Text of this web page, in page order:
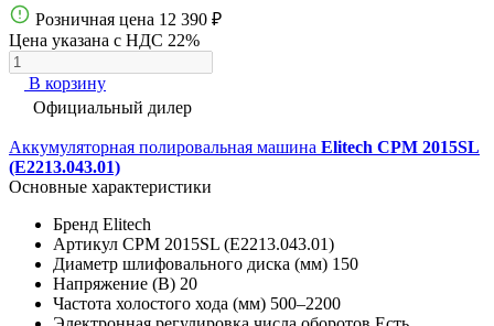
Розничная цена 12 390 ₽
Цена указана с НДС 22%
В корзину
Официальный дилер
Аккумуляторная полировальная машина Elitech CPM 2015SL
(E2213.043.01)
Основные характеристики
Бренд Elitech
Артикул CPM 2015SL (E2213.043.01)
Диаметр шлифовального диска (мм) 150
Напряжение (В) 20
Частота холостого хода (мм) 500–2200